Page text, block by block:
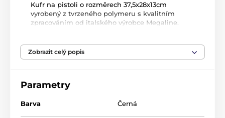
Kufr na pistoli o rozměrech 37,5x28x13cm
vyrobený z tvrzeného polymeru s kvalitním
zpracováním od italského výrobce Megaline.
zabraňuje pohybu zbraně. Kufr má dvě
zacvakávací packy.
Zobrazit celý popis
Parametry
Barva Černá